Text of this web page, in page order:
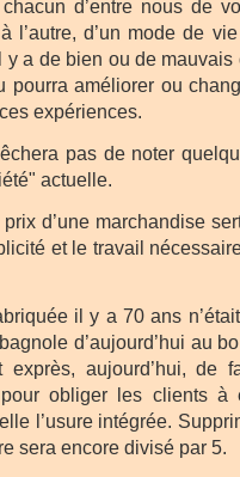
d’entre nous de
l’autre, d’un mode de
y a de bien ou de
pourra améliorer ou
expériences.
pas de noter
actuelle.
d’une marchandise
et le travail
il y a 70 ans
d’aujourd’hui au
exprès, aujourd’hui, de
obliger les clients
l’usure intégrée.
sera encore divisé par 5.